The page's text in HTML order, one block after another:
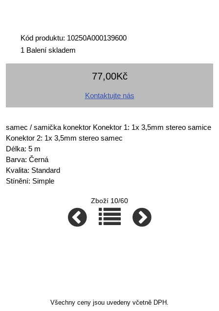
Kód produktu: 10250A000139600
1 Balení skladem
77,00Kč
Kontaktujte nás
samec / samička konektor Konektor 1: 1x 3,5mm stereo samice
Konektor 2: 1x 3,5mm stereo samec
Délka: 5 m
Barva: Černá
Kvalita: Standard
Stínění: Simple
Zboží 10/60
Všechny ceny jsou uvedeny včetně DPH.